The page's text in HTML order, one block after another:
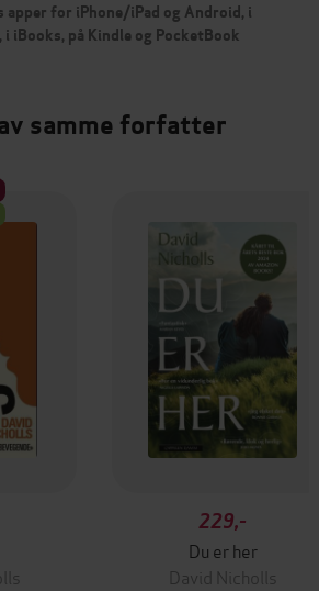
apper for iPhone/iPad og Android, i
iBooks, på Kindle og PocketBook
samme forfatter
229,-
Du er her
David Nicholls